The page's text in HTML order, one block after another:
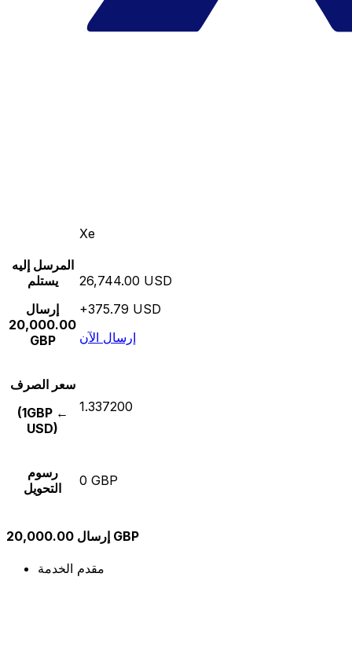
Xe
المرسل إليه
يستلم
إرسال
20,000.00
GBP
26,744.00 USD
+375.79 USD
إرسال الآن
سعر الصرف
(1GBP ←
USD)
1.337200
رسوم
التحويل
0 GBP
إرسال 20,000.00 GBP
مقدم الخدمة